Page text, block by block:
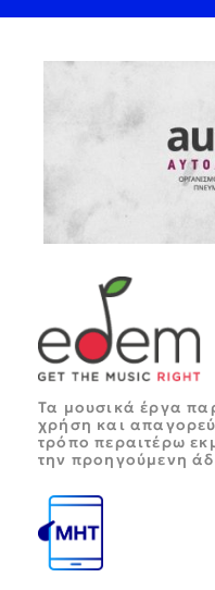
Τα μουσικά έργα
χρήση και
τρόπο περαιτέρω
την προηγούμενη